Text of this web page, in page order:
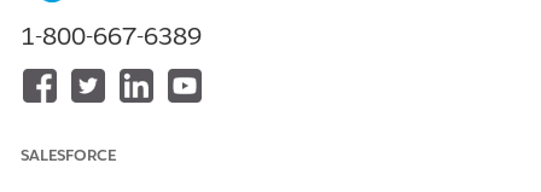
출력 DLO를 추가합니다.
데이터 키트의 데이터 레이크 개체 섹션으로 이동합니다.
추가
를 클릭합니다.
1-800-667-6389
SALESFORCE